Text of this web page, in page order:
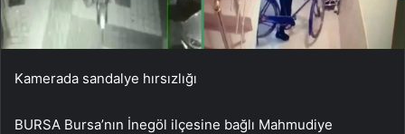
Kamerada sandalye hırsızlığı
BURSA Bursa’nın İnegöl ilçesine bağlı Mahmudiye